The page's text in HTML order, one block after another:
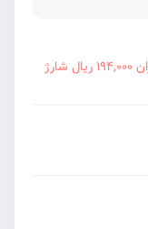
با خرید این کالا موجودی کیف پول شما به میزان 194,000 ریال شارژ